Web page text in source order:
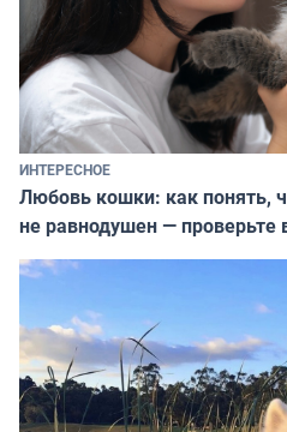
ИНТЕРЕСНОЕ
Любовь кошки: как понять,
не равнодушен — проверьте